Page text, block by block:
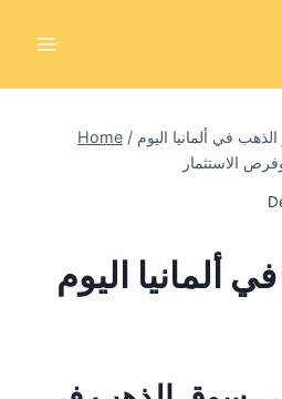
Home / في ألمانيا اليوم
ألمانيا اليوم